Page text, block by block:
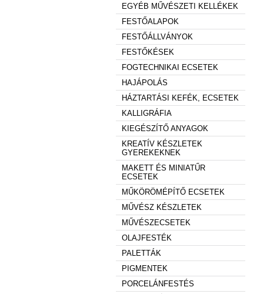
EGYÉB MŰVÉSZETI KELLÉKEK
FESTŐALAPOK
FESTŐÁLLVÁNYOK
FESTŐKÉSEK
FOGTECHNIKAI ECSETEK
HAJÁPOLÁS
HÁZTARTÁSI KEFÉK, ECSETEK
KALLIGRÁFIA
KIEGÉSZÍTŐ ANYAGOK
KREATÍV KÉSZLETEK
GYEREKEKNEK
MAKETT ÉS MINIATŰR
ECSETEK
MŰKÖRÖMÉPÍTŐ ECSETEK
MŰVÉSZ KÉSZLETEK
MŰVÉSZECSETEK
OLAJFESTÉK
PALETTÁK
PIGMENTEK
PORCELÁNFESTÉS